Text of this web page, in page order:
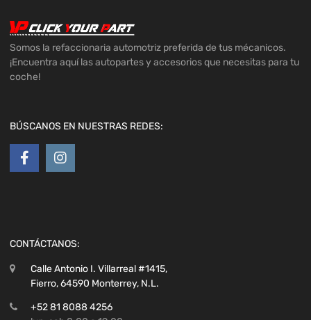
Somos la refaccionaria automotriz preferida de tus mécanicos.
¡Encuentra aquí las autopartes y accesorios que necesitas para tu
coche!
BÚSCANOS EN NUESTRAS REDES:
CONTÁCTANOS:
Calle Antonio I. Villarreal #1415,
Fierro, 64590 Monterrey, N.L.
+52 81 8088 4256